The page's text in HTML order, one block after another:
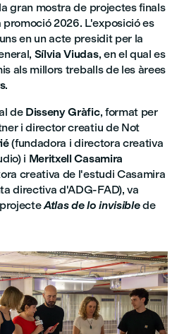
gran mostra de projectes finals
promoció 2026. L'exposició es
en un acte presidit per la
Sílvia Viudas, en el qual es
als millors treballs de les àrees
.
de Disseny Gràfic, format per
i director creatiu de Not
(fundadora i directora creativa
i Meritxell Casamira
creativa de l'estudi Casamira
directiva d'ADG-FAD), va
Atlas de lo invisiblede